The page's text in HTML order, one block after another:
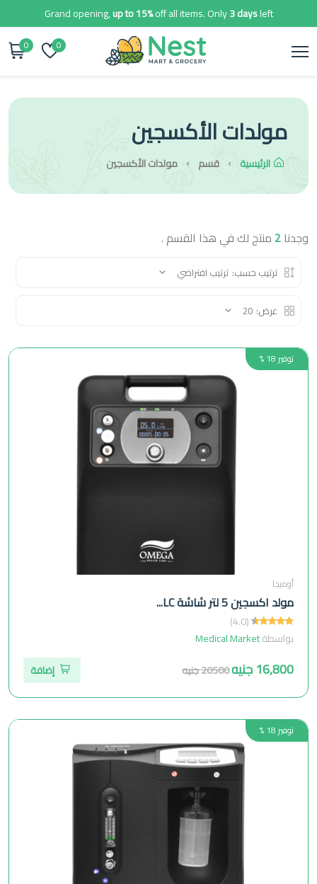
Grand opening,up to 15%off all items. Only3 daysleft
0
0
مولدات الأكسجين
الرئيسية قسم مولدات الأكسجين
وجدنا2 منتج لك في هذا القسم .
ترتيب حسب: ترتيب افتراضي
عرض: 20
توفير 18 %
أوميجا
مولد اكسجين 5 لتر شاشة LC...
(4.0)
بواسطةMedical Market
16,800 جنيه 20500 جنيه إضافة
توفير 18 %